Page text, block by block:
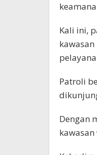
Kali ini,
Patroli
Dengan